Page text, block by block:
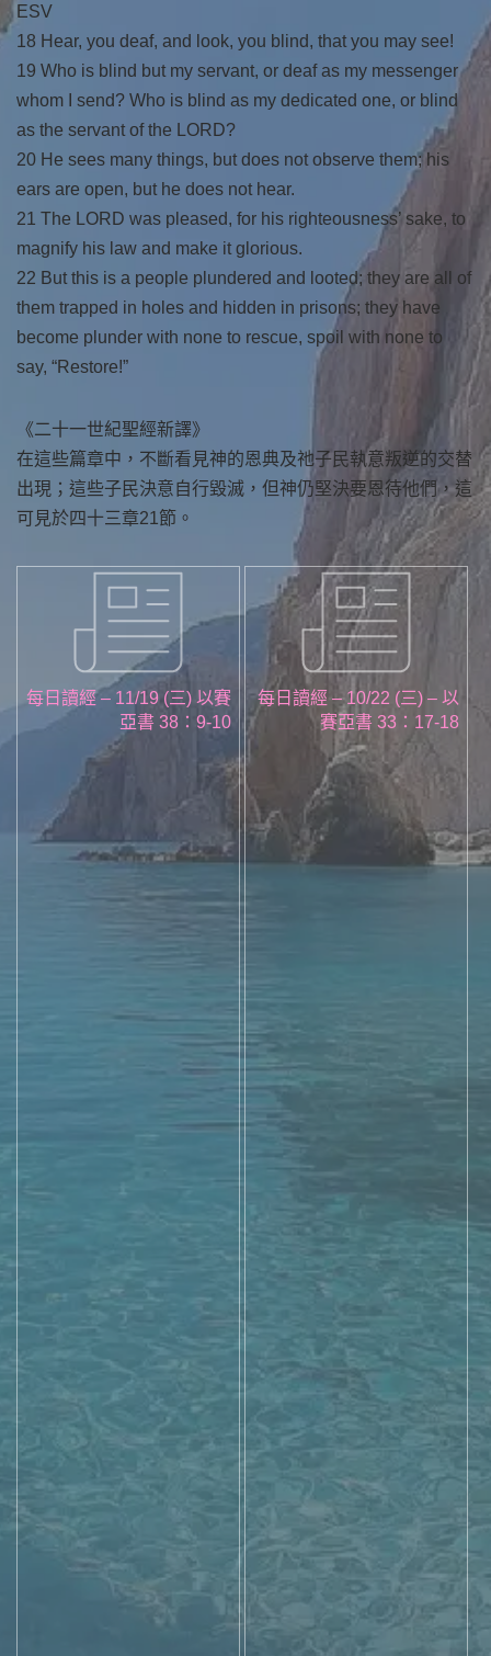
ESV
18 Hear, you deaf, and look, you blind, that you may see!
19 Who is blind but my servant, or deaf as my messenger
whom I send? Who is blind as my dedicated one, or blind
as the servant of the LORD?
20 He sees many things, but does not observe them; his
ears are open, but he does not hear.
21 The LORD was pleased, for his righteousness’ sake, to
magnify his law and make it glorious.
22 But this is a people plundered and looted; they are all of
them trapped in holes and hidden in prisons; they have
become plunder with none to rescue, spoil with none to
say, “Restore!”
《二十一世紀聖經新譯》
在這些篇章中，不斷看見神的恩典及祂子民執意叛逆的交替
出現；這些子民決意自行毀滅，但神仍堅決要恩待他們，這
可見於四十三章21節。
每日讀經 – 11/19 (三) 以賽
亞書 38：9-10
每日讀經 – 10/22 (三) – 以
賽亞書 33：17-18